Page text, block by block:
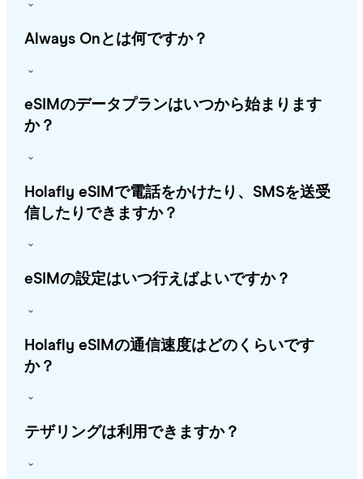
Always Onとは何ですか？
eSIMのデータプランはいつから始まります
か？
Holafly eSIMで電話をかけたり、SMSを送受
信したりできますか？
eSIMの設定はいつ行えばよいですか？
Holafly eSIMの通信速度はどのくらいです
か？
テザリングは利用できますか？